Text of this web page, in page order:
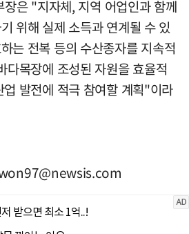
은 "지자체, 지역 어업인과 함께
위해 실제 소득과 연계될 수 있
는 전복 등의 수산종자를 지속적
다목장에 조성된 자원을 효율적
발전에 적극 참여할 계획"이라